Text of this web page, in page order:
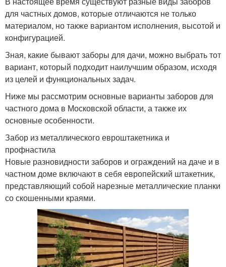
для частных домов, которые отличаются не только
материалом, но также вариантом исполнения, высотой и
конфигурацией.
Зная, какие бывают заборы для дачи, можно выбрать тот
вариант, который подходит наилучшим образом, исходя
из целей и функциональных задач.
Ниже мы рассмотрим основные варианты заборов для
частного дома в Московской области, а также их
основные особенности.
Забор из металлического евроштакетника и
профнастила
Новые разновидности заборов и ограждений на даче и в
частном доме включают в себя европейский штакетник,
представляющий собой нарезные металлические планки
со скошенными краями.